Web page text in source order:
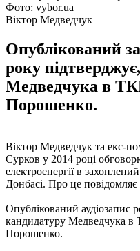
Фото: vybor.ua
Віктор Медведчук
Опублікований
року
Медведчука в
Порошенко.
Віктор Медведчук та екс-
Сурков у 2014 році
електроенергії в
Донбасі. Про це повідомляє
Опублікований аудіозапис
кандидатуру Медведчука
Порошенко.